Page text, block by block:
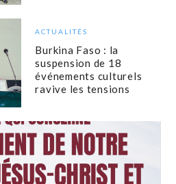
ACTUALITÉS
Burkina Faso : la
suspension de 18
événements culturels
ravive les tensions